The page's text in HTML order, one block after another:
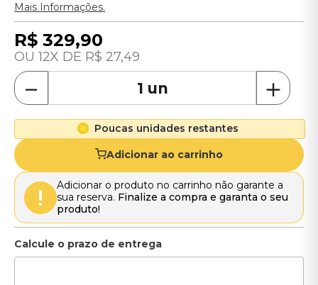
Mais Informações.
R$ 329,90
12 R$ 27,49
＋
－
Poucas unidades restantes
Adicionar ao carrinho
Adicionar o produto no carrinho não garante a
sua reserva. Finalize a compra e garanta o seu
produto!